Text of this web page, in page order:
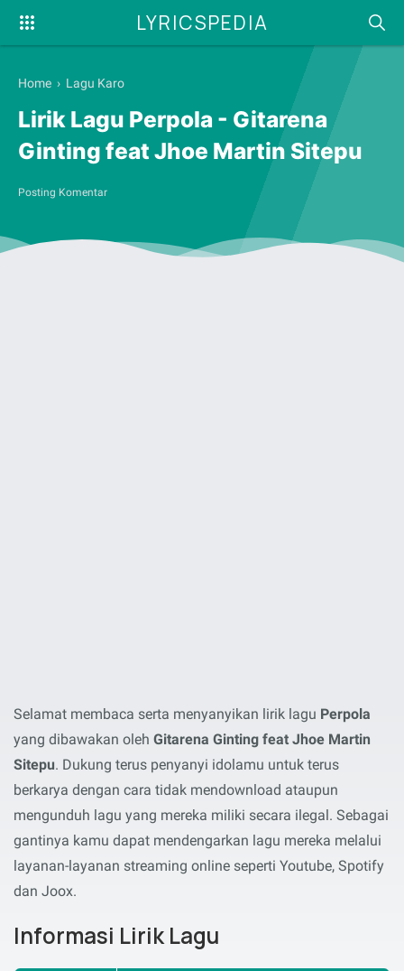
LYRICSPEDIA
Home › Lagu Karo
Lirik Lagu Perpola - Gitarena
Ginting feat Jhoe Martin Sitepu
Posting Komentar
Selamat membaca serta menyanyikan lirik lagu Perpola
yang dibawakan oleh Gitarena Ginting feat Jhoe Martin
Sitepu. Dukung terus penyanyi idolamu untuk terus
berkarya dengan cara tidak mendownload ataupun
mengunduh lagu yang mereka miliki secara ilegal. Sebagai
gantinya kamu dapat mendengarkan lagu mereka melalui
layanan-layanan streaming online seperti Youtube, Spotify
dan Joox.
Informasi Lirik Lagu